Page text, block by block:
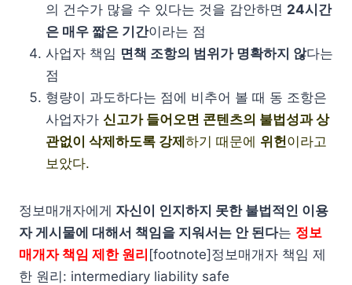
의 건수가 많을 수 있다는 것을 감안하면 24시간
은 매우 짧은 기간이라는 점
사업자 책임 면책 조항의 범위가 명확하지 않다는
점
형량이 과도하다는 점에 비추어 볼 때 동 조항은
사업자가 신고가 들어오면 콘텐츠의 불법성과 상
관없이 삭제하도록 강제하기 때문에 위헌이라고
보았다.
정보매개자에게 자신이 인지하지 못한 불법적인 이용
자 게시물에 대해서 책임을 지워서는 안 된다는 정보
매개자 책임 제한 원리 [footnote]정보매개자 책임 제
한 원리: intermediary liability safe